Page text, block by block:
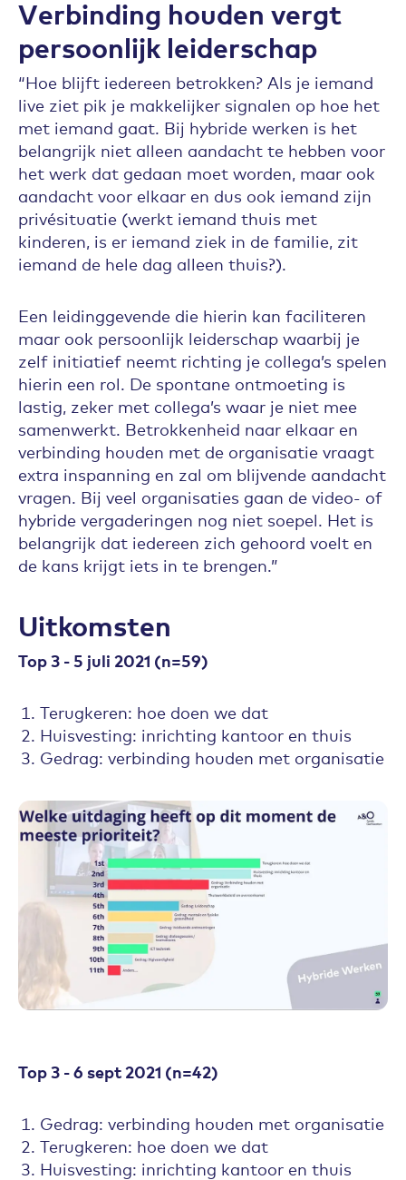
Verbinding houden vergt
persoonlijk leiderschap
“Hoe blijft iedereen betrokken? Als je iemand
live ziet pik je makkelijker signalen op hoe het
met iemand gaat. Bij hybride werken is het
belangrijk niet alleen aandacht te hebben voor
het werk dat gedaan moet worden, maar ook
aandacht voor elkaar en dus ook iemand zijn
privésituatie (werkt iemand thuis met
kinderen, is er iemand ziek in de familie, zit
iemand de hele dag alleen thuis?).
Een leidinggevende die hierin kan faciliteren
maar ook persoonlijk leiderschap waarbij je
zelf initiatief neemt richting je collega’s spelen
hierin een rol. De spontane ontmoeting is
lastig, zeker met collega’s waar je niet mee
samenwerkt. Betrokkenheid naar elkaar en
verbinding houden met de organisatie vraagt
extra inspanning en zal om blijvende aandacht
vragen. Bij veel organisaties gaan de video- of
hybride vergaderingen nog niet soepel. Het is
belangrijk dat iedereen zich gehoord voelt en
de kans krijgt iets in te brengen.”
Uitkomsten
Top 3 - 5 juli 2021 (n=59)
Terugkeren: hoe doen we dat
Huisvesting: inrichting kantoor en thuis
Gedrag: verbinding houden met organisatie
Top 3 - 6 sept 2021 (n=42)
Gedrag: verbinding houden met organisatie
Terugkeren: hoe doen we dat
Huisvesting: inrichting kantoor en thuis